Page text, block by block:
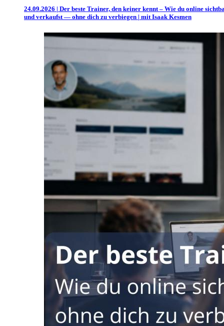
24.09.2026 | Der beste Trainer, den keiner kennt – Wie du online
und verkaufst — ohne dich zu verbiegen | mit Isaak Kesmen